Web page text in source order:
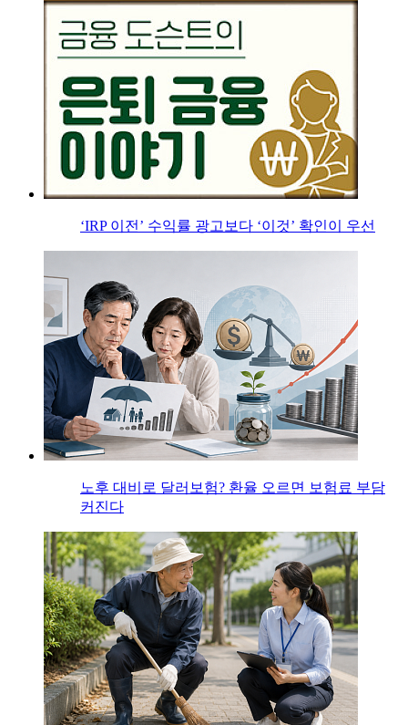
‘IRP 이전’ 수익률 광고보다 ‘이것’ 확인이 우선
노후 대비로 달러보험? 환율 오르면 보험료 부담
커진다